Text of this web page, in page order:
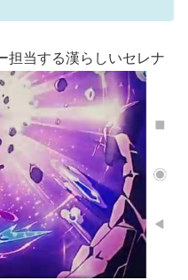
担当する漢らしいセレナ